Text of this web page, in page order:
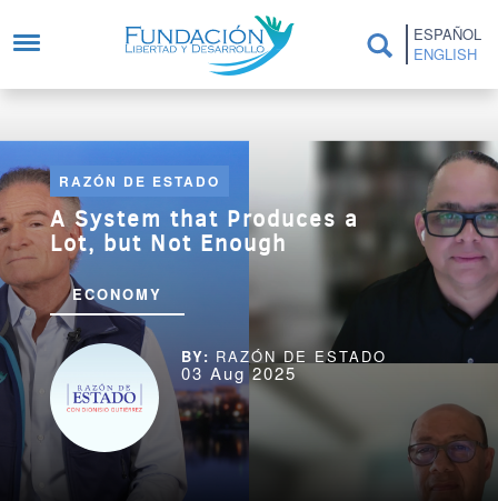
ESPAÑOL
ENGLISH
RAZÓN DE ESTADO
A System that Produces a
Lot, but Not Enough
ECONOMY
RAZÓN DE ESTADO
03 Aug 2025